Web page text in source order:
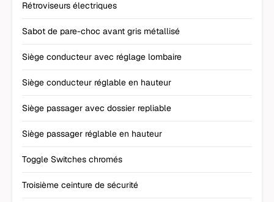
Rétroviseurs électriques
Sabot de pare-choc avant gris métallisé
Siège conducteur avec réglage lombaire
Siège conducteur réglable en hauteur
Siège passager avec dossier repliable
Siège passager réglable en hauteur
Toggle Switches chromés
Troisième ceinture de sécurité